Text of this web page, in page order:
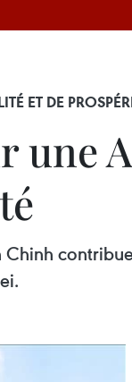
ET DE
une
Chinh